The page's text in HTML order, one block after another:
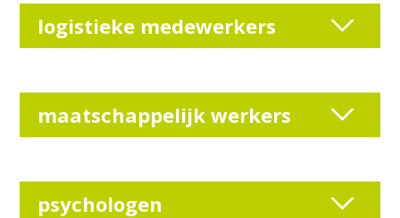
logistieke medewerkers
maatschappelijk werkers
psychologen